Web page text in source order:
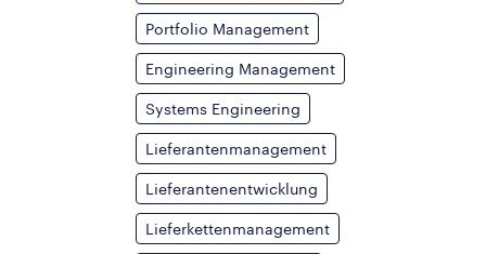
Portfolio Management
Engineering Management
Systems Engineering
Lieferantenmanagement
Lieferantenentwicklung
Lieferkettenmanagement